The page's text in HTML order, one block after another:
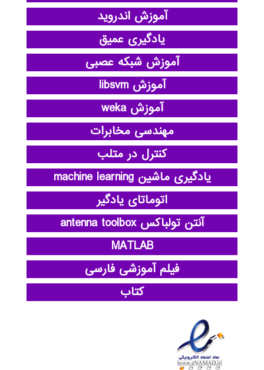
آموزش اندروید
یادگیری عمیق
آموزش شبکه عصبی
آموزش libsvm
آموزش weka
مهندسی مخابرات
کنترل در متلب
یادگیری ماشین machine learning
اتوماتای یادگیر
آنتن تولباکس antenna toolbox
MATLAB
فیلم آموزشی فارسی
کتاب